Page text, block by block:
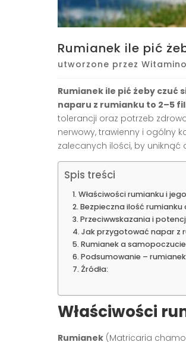
Rumianek ile pić
utworzone przez
Rumianek ile pić żeby czuć
naparu z rumianku to 2–5
tolerancji oraz potrzeb
nerwowy, trawienny i ogólny
zalecanych ilości, by
Spis treści
Właściwości rumianku i
Bezpieczna ilość
Przeciwwskazania i
Jak przygotować napar z
Rumianek a
Podsumowanie –
Źródła:
Właściwości
Rumianek (Matricaria